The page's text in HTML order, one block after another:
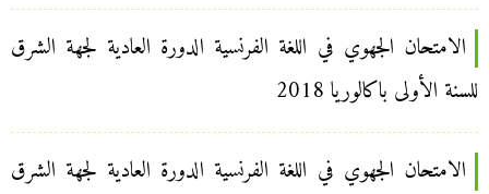
الامتحان الجهوي في اللغة الفرنسية الدورة العادية لجهة الشرق
للسنة الأولى باكالوريا 2018
الامتحان الجهوي في اللغة الفرنسية الدورة العادية لجهة الشرق